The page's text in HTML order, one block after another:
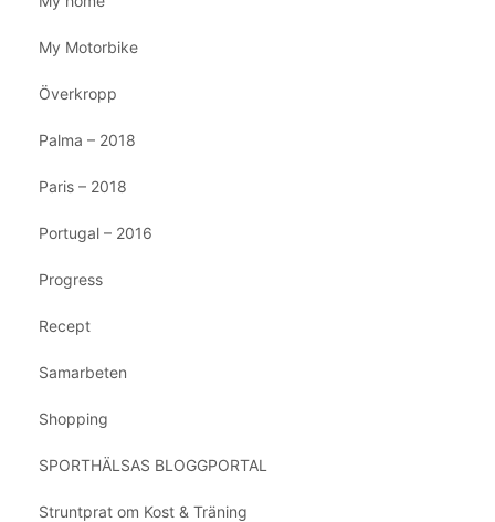
My Motorbike
Överkropp
Palma – 2018
Paris – 2018
Portugal – 2016
Progress
Recept
Samarbeten
Shopping
SPORTHÄLSAS BLOGGPORTAL
Struntprat om Kost & Träning